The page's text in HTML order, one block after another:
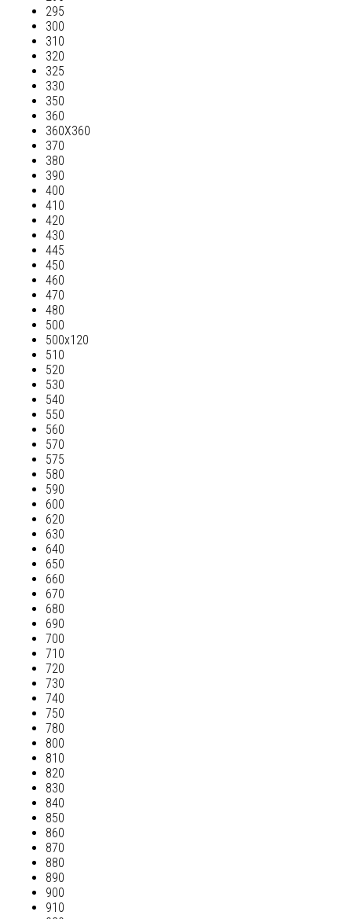
295
300
310
320
325
330
350
360
360Х360
370
380
390
400
410
420
430
445
450
460
470
480
500
500х120
510
520
530
540
550
560
570
575
580
590
600
620
630
640
650
660
670
680
690
700
710
720
730
740
750
780
800
810
820
830
840
850
860
870
880
890
900
910